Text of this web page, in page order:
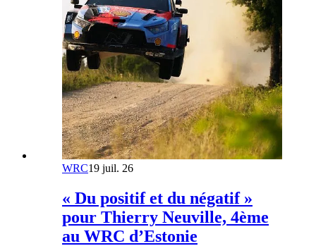
WRC19 juil. 26
« Du positif et du négatif »
pour Thierry Neuville, 4ème
au WRC d’Estonie